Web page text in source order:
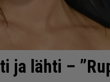
ja lähti –